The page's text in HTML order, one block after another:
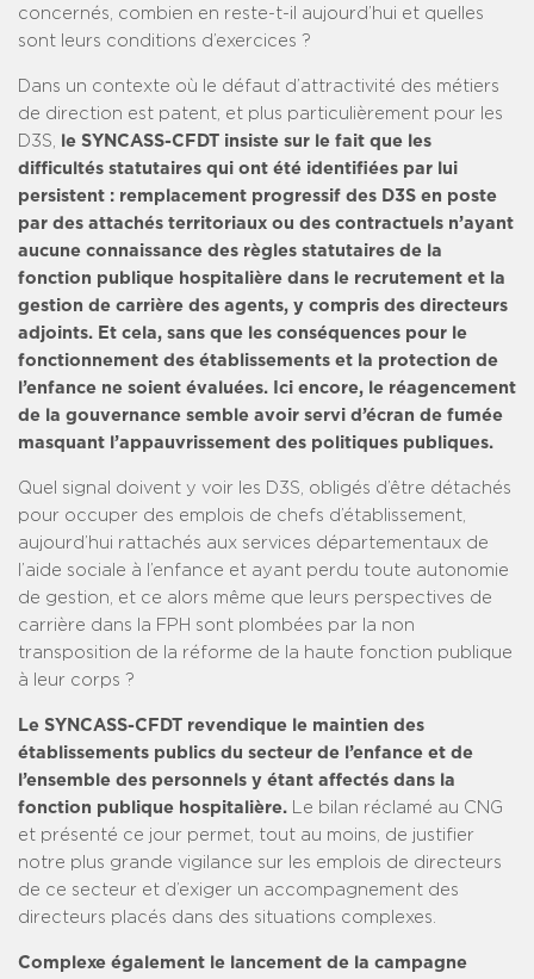
concernés, combien en reste-t-il aujourd’hui et quelles
sont leurs conditions d’exercices ?
Dans un contexte où le défaut d’attractivité des métiers
de direction est patent, et plus particulièrement pour les
D3S, le SYNCASS-CFDT insiste sur le fait que les
difficultés statutaires qui ont été identifiées par lui
persistent : remplacement progressif des D3S en poste
par des attachés territoriaux ou des contractuels n’ayant
aucune connaissance des règles statutaires de la
fonction publique hospitalière dans le recrutement et la
gestion de carrière des agents, y compris des directeurs
adjoints. Et cela, sans que les conséquences pour le
fonctionnement des établissements et la protection de
l’enfance ne soient évaluées. Ici encore, le réagencement
de la gouvernance semble avoir servi d’écran de fumée
masquant l’appauvrissement des politiques publiques.
Quel signal doivent y voir les D3S, obligés d’être détachés
pour occuper des emplois de chefs d’établissement,
aujourd’hui rattachés aux services départementaux de
l’aide sociale à l’enfance et ayant perdu toute autonomie
de gestion, et ce alors même que leurs perspectives de
carrière dans la FPH sont plombées par la non
transposition de la réforme de la haute fonction publique
à leur corps ?
Le SYNCASS-CFDT revendique le maintien des
établissements publics du secteur de l’enfance et de
l’ensemble des personnels y étant affectés dans la
fonction publique hospitalière. Le bilan réclamé au CNG
et présenté ce jour permet, tout au moins, de justifier
notre plus grande vigilance sur les emplois de directeurs
de ce secteur et d’exiger un accompagnement des
directeurs placés dans des situations complexes.
Complexe également le lancement de la campagne